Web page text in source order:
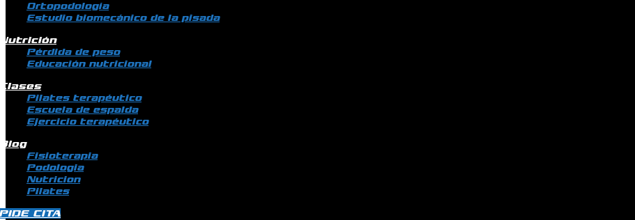
Ortopodología
Estudio biomecánico de la pisada
Pérdida de peso
Educación nutricional
Pilates terapéutico
Escuela de espalda
Ejercicio terapéutico
Fisioterapia
Podologia
Nutricion
Pilates
CITA